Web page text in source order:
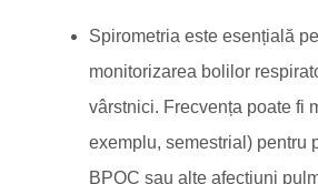
Spirometria este esențială
monitorizarea bolilor
vârstnici. Frecvența poate fi
exemplu, semestrial) pentru
BPOC sau alte afecțiuni